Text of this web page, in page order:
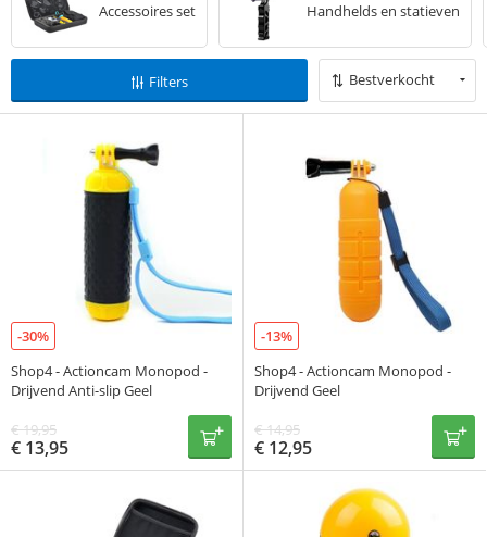
Accessoires set Handhelds en statieven
Filters Bestverkocht
-30%
Shop4 - Actioncam Monopod -
Drijvend Anti-slip Geel
€ 13,95
€19,95
-13%
Shop4 - Actioncam Monopod -
Drijvend Geel
€ 12,95
€14,95